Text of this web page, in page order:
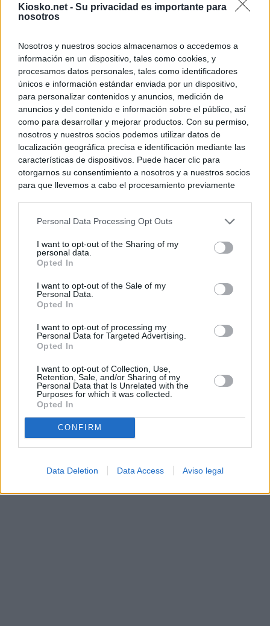
Kiosko.net - Su privacidad es importante para
nosotros
Nosotros y nuestros socios almacenamos o accedemos a
información en un dispositivo, tales como cookies, y
procesamos datos personales, tales como identificadores
únicos e información estándar enviada por un dispositivo,
para personalizar contenidos y anuncios, medición de
anuncios y del contenido e información sobre el público, así
como para desarrollar y mejorar productos. Con su permiso,
nosotros y nuestros socios podemos utilizar datos de
localización geográfica precisa e identificación mediante las
características de dispositivos. Puede hacer clic para
otorgarnos su consentimiento a nosotros y a nuestros socios
para que llevemos a cabo el procesamiento previamente
negar su consentimiento. Tenga en cuenta que algún
de su consentimiento, pero usted tiene el derecho de
rechazar tal procesamiento. Sus preferencias se aplicarán
cualquier momento entrando de nuevo en este sitio web o
visitando nuestra política de privacidad.
Personal Data Processing Opt Outs
I want to opt-out of the Sharing of my
personal data.
Opted In
I want to opt-out of the Sale of my
Personal Data.
Opted In
I want to opt-out of processing my
Personal Data for Targeted Advertising.
Opted In
I want to opt-out of Collection, Use,
Retention, Sale, and/or Sharing of my
Personal Data that Is Unrelated with the
Purposes for which it was collected.
Opted In
CONFIRM
Data Deletion Data Access Aviso legal